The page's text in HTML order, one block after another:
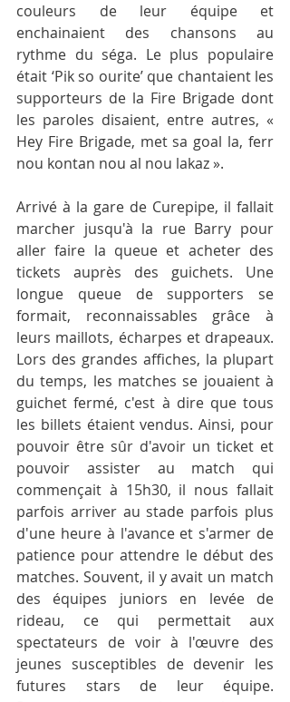
couleurs de leur équipe et
enchainaient des chansons au
rythme du séga. Le plus populaire
était ‘Pik so ourite’ que chantaient les
supporteurs de la Fire Brigade dont
les paroles disaient, entre autres, «
Hey Fire Brigade, met sa goal la, ferr
nou kontan nou al nou lakaz ».
Arrivé à la gare de Curepipe, il fallait
marcher jusqu'à la rue Barry pour
aller faire la queue et acheter des
tickets auprès des guichets. Une
longue queue de supporters se
formait, reconnaissables grâce à
leurs maillots, écharpes et drapeaux.
Lors des grandes affiches, la plupart
du temps, les matches se jouaient à
guichet fermé, c'est à dire que tous
les billets étaient vendus. Ainsi, pour
pouvoir être sûr d'avoir un ticket et
pouvoir assister au match qui
commençait à 15h30, il nous fallait
parfois arriver au stade parfois plus
d'une heure à l'avance et s'armer de
patience pour attendre le début des
matches. Souvent, il y avait un match
des équipes juniors en levée de
rideau, ce qui permettait aux
spectateurs de voir à l'œuvre des
jeunes susceptibles de devenir les
futures stars de leur équipe.